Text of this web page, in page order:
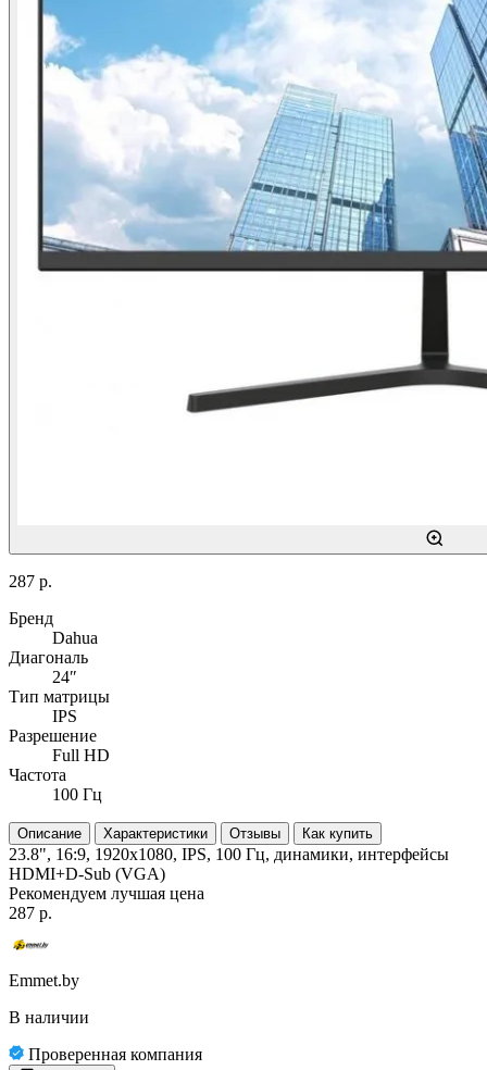
287 р.
Бренд
Dahua
Диагональ
24″
Тип матрицы
IPS
Разрешение
Full HD
Частота
100 Гц
Описание Характеристики Отзывы Как купить
23.8", 16:9, 1920x1080, IPS, 100 Гц, динамики, интерфейсы
HDMI+D-Sub (VGA)
Рекомендуем лучшая цена
287 р.
Emmet.by
В наличии
Проверенная компания